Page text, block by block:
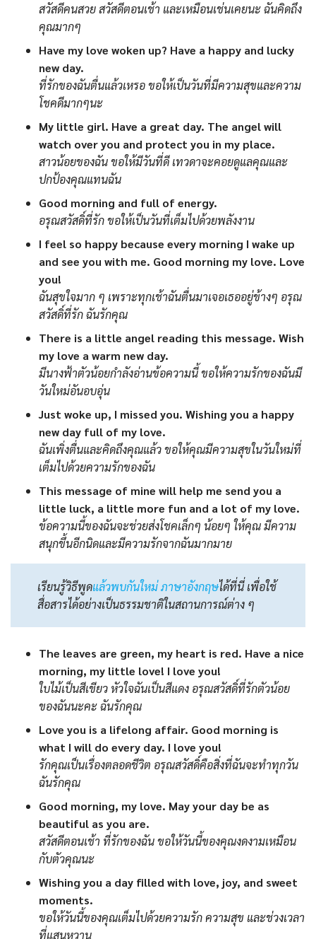
สวัสดีคนสวย สวัสดีตอนเช้า และเหมือนเช่นเคยนะ ฉันคิดถึง
คุณมากๆ
Have my love woken up? Have a happy and lucky
new day.
ที่รักของฉันตื่นแล้วเหรอ ขอให้เป็นวันที่มีความสุขและความ
โชคดีมากๆนะ
My little girl. Have a great day. The angel will
watch over you and protect you in my place.
สาวน้อยของฉัน ขอให้มีวันที่ดี เทวดาจะคอยดูแลคุณและ
ปกป้องคุณแทนฉัน
Good morning and full of energy.
อรุณสวัสดิ์ที่รัก ขอให้เป็นวันที่เต็มไปด้วยพลังงาน
I feel so happy because every morning I wake up
and see you with me. Good morning my love. Love
you!
ฉันสุขใจมาก ๆ เพราะทุกเช้าฉันตื่นมาเจอเธออยู่ข้างๆ อรุณ
สวัสดิ์ที่รัก ฉันรักคุณ
There is a little angel reading this message. Wish
my love a warm new day.
มีนางฟ้าตัวน้อยกำลังอ่านข้อความนี้ ขอให้ความรักของฉันมี
วันใหม่อันอบอุ่น
Just woke up, I missed you. Wishing you a happy
new day full of my love.
ฉันเพิ่งตื่นและคิดถึงคุณแล้ว ขอให้คุณมีความสุขในวันใหม่ที่
เต็มไปด้วยความรักของฉัน
This message of mine will help me send you a
little luck, a little more fun and a lot of my love.
ข้อความนี้ของฉันจะช่วยส่งโชคเล็กๆ น้อยๆ ให้คุณ มีความ
สนุกขึ้นอีกนิดและมีความรักจากฉันมากมาย
เรียนรู้วิธีพูดแล้วพบกันใหม่ ภาษาอังกฤษได้ที่นี่ เพื่อใช้
สื่อสารได้อย่างเป็นธรรมชาติในสถานการณ์ต่าง ๆ
The leaves are green, my heart is red. Have a nice
morning, my little love! I love you!
ใบไม้เป็นสีเขียว หัวใจฉันเป็นสีแดง อรุณสวัสดิ์ที่รักตัวน้อย
ของฉันนะคะ ฉันรักคุณ
Love you is a lifelong affair. Good morning is
what I will do every day. I love you!
รักคุณเป็นเรื่องตลอดชีวิต อรุณสวัสดิ์คือสิ่งที่ฉันจะทำทุกวัน
ฉันรักคุณ
Good morning, my love. May your day be as
beautiful as you are.
สวัสดีตอนเช้า ที่รักของฉัน ขอให้วันนี้ของคุณงดงามเหมือน
กับตัวคุณนะ
Wishing you a day filled with love, joy, and sweet
moments.
ขอให้วันนี้ของคุณเต็มไปด้วยความรัก ความสุข และช่วงเวลา
ที่แสนหวาน